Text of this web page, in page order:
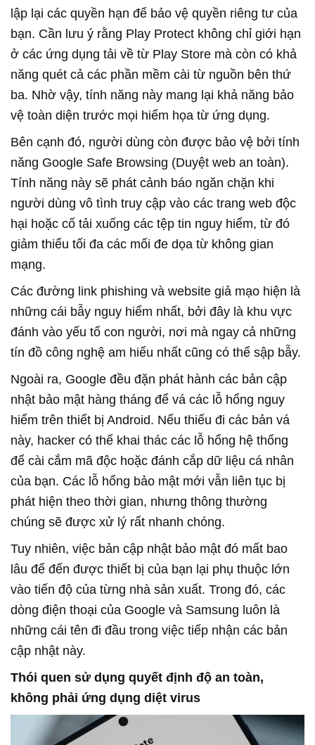
lập lại các quyền hạn để bảo vệ quyền riêng tư của
bạn. Cần lưu ý rằng Play Protect không chỉ giới hạn
ở các ứng dụng tải về từ Play Store mà còn có khả
năng quét cả các phần mềm cài từ nguồn bên thứ
ba. Nhờ vậy, tính năng này mang lại khả năng bảo
vệ toàn diện trước mọi hiểm họa từ ứng dụng.
Bên cạnh đó, người dùng còn được bảo vệ bởi tính
năng Google Safe Browsing (Duyệt web an toàn).
Tính năng này sẽ phát cảnh báo ngăn chặn khi
người dùng vô tình truy cập vào các trang web độc
hại hoặc cố tải xuống các tệp tin nguy hiểm, từ đó
giảm thiểu tối đa các mối đe dọa từ không gian
mạng.
Các đường link phishing và website giả mạo hiện là
những cái bẫy nguy hiểm nhất, bởi đây là khu vực
đánh vào yếu tố con người, nơi mà ngay cả những
tín đồ công nghệ am hiểu nhất cũng có thể sập bẫy.
Ngoài ra, Google đều đặn phát hành các bản cập
nhật bảo mật hàng tháng để vá các lỗ hổng nguy
hiểm trên thiết bị Android. Nếu thiếu đi các bản vá
này, hacker có thể khai thác các lỗ hổng hệ thống
để cài cắm mã độc hoặc đánh cắp dữ liệu cá nhân
của bạn. Các lỗ hổng bảo mật mới vẫn liên tục bị
phát hiện theo thời gian, nhưng thông thường
chúng sẽ được xử lý rất nhanh chóng.
Tuy nhiên, việc bản cập nhật bảo mật đó mất bao
lâu để đến được thiết bị của bạn lại phụ thuộc lớn
vào tiến độ của từng nhà sản xuất. Trong đó, các
dòng điện thoại của Google và Samsung luôn là
những cái tên đi đầu trong việc tiếp nhận các bản
cập nhật này.
Thói quen sử dụng quyết định độ an toàn,
không phải ứng dụng diệt virus